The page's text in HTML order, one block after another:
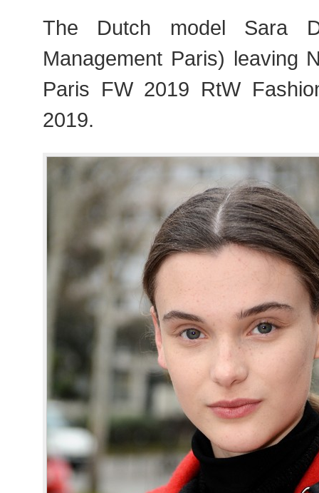
The Dutch model Sara
Management Paris) leaving
Paris FW 2019 RtW
2019.